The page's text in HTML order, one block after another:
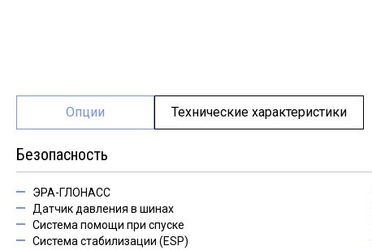
Опции Технические характеристики
Безопасность
ЭРА-ГЛОНАСС
Датчик давления в шинах
Система помощи при спуске
Система стабилизации (ESP)